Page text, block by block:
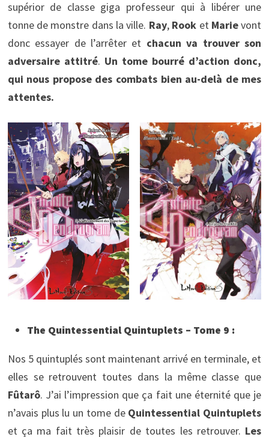
supérior de classe giga professeur qui à libérer une
tonne de monstre dans la ville. Ray, Rook et Marievont
donc essayer de l’arrêter et chacun va trouver son
adversaire attitré. Un tome bourré d’action donc,
qui nous propose des combats bien au-delà de mes
attentes.
The Quintessential Quintuplets – Tome 9 :
Nos 5 quintuplés sont maintenant arrivé en terminale, et
elles se retrouvent toutes dans la même classe que
Fûtarô. J’ai l’impression que ça fait une éternité que je
n’avais plus lu un tome de Quintessential Quintuplets
et ça ma fait très plaisir de toutes les retrouver. Les